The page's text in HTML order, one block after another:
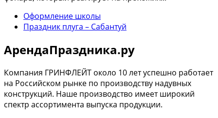
Оформление школы
Праздник плуга – Сабантуй
АрендаПраздника.ру
Компания ГРИНФЛЕЙТ около 10 лет успешно работает
на Российском рынке по производству надувных
конструкций. Наше производство имеет широкий
спектр ассортимента выпуска продукции.